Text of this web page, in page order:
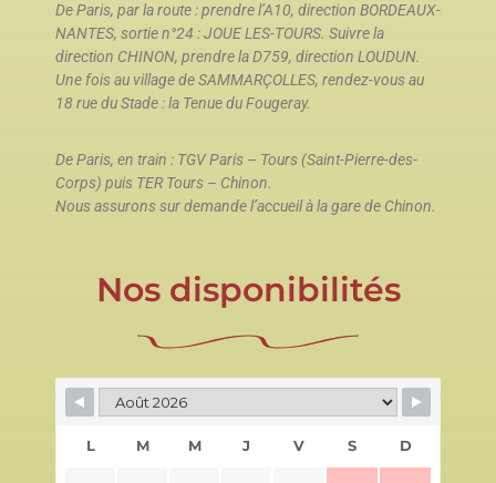
De Paris, par la route : prendre l’A10, direction BORDEAUX-
NANTES, sortie n°24 : JOUE LES-TOURS. Suivre la
direction CHINON, prendre la D759, direction LOUDUN.
Une fois au village de SAMMARÇOLLES, rendez-vous au
18 rue du Stade : la Tenue du Fougeray.
De Paris, en train : TGV Paris – Tours (Saint-Pierre-des-
Corps) puis TER Tours – Chinon.
Nous assurons sur demande l’accueil à la gare de Chinon.
Nos disponibilités
L M M J V S D